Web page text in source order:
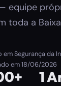
equipe
toda a
em Segurança da
em18/06/2026
1